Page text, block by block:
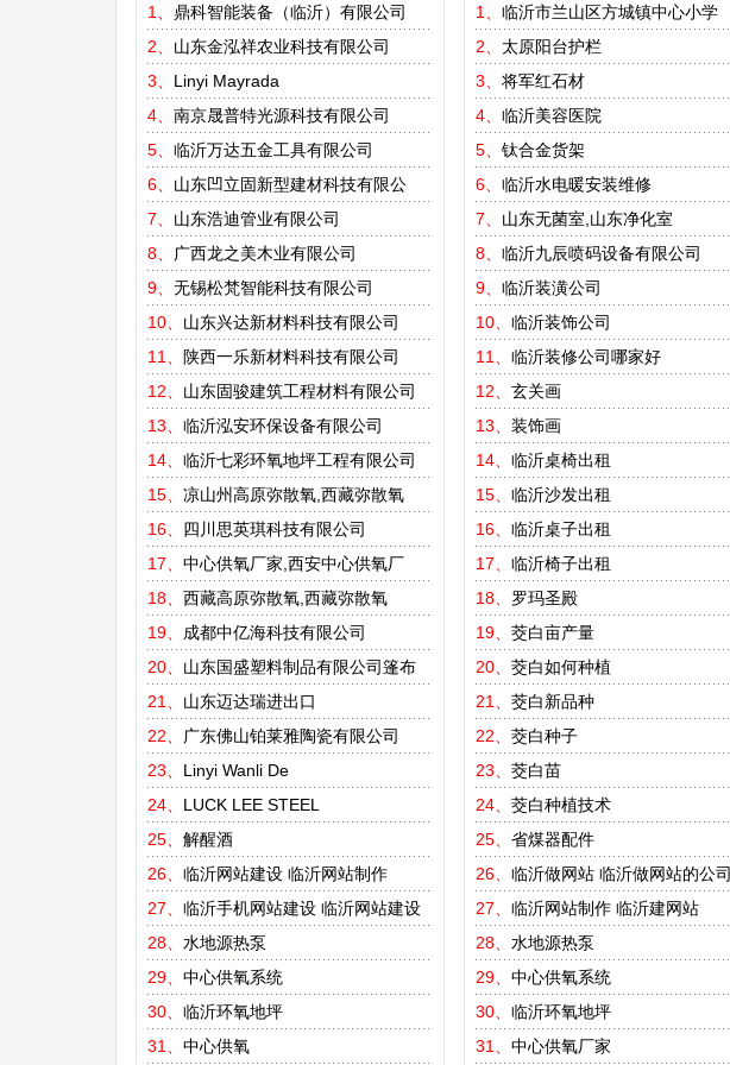
1、 鼎科智能装备（临沂）有限公司
2、 山东金泓祥农业科技有限公司
3、 Linyi Mayrada
4、 南京晟普特光源科技有限公司
5、 临沂万达五金工具有限公司
6、 山东凹立固新型建材科技有限公
7、 山东浩迪管业有限公司
8、
广西龙之美木业有限公司
9、 无锡松梵智能科技有限公司
10、 山东兴达新材料科技有限公司
11、
陕西一乐新材料科技有限公司
12、 山东固骏建筑工程材料有限公司
13、 临沂泓安环保设备有限公司
14、 临沂七彩环氧地坪工程有限公司
15、 凉山州高原弥散氧,西藏弥散氧
16、 四川思英琪科技有限公司
17、 中心供氧厂家,西安中心供氧厂
18、 西藏高原弥散氧,西藏弥散氧
19、 成都中亿海科技有限公司
20、 山东国盛塑料制品有限公司篷布
21、 山东迈达瑞进出口
22、
广东佛山铂莱雅陶瓷有限公司
23、 Linyi Wanli De
24、 LUCK LEE STEEL
25、 解醒酒
26、 临沂网站建设 临沂网站制作
27、 临沂手机网站建设 临沂网站建设
28、 水地源热泵
29、 中心供氧系统
30、 临沂环氧地坪
31、 中心供氧
1、 临沂市兰山区方城镇中心小学
2、 太原阳台护栏
3、 将军红石材
4、 临沂美容医院
5、 钛合金货架
6、 临沂水电暖安装维修
7、 山东无菌室,山东净化室
8、 临沂九辰喷码设备有限公司
9、 临沂装潢公司
10、 临沂装饰公司
11、 临沂装修公司哪家好
12、 玄关画
13、 装饰画
14、 临沂桌椅出租
15、 临沂沙发出租
16、 临沂桌子出租
17、 临沂椅子出租
18、 罗玛圣殿
19、 茭白亩产量
20、 茭白如何种植
21、 茭白新品种
22、 茭白种子
23、 茭白苗
24、 茭白种植技术
25、 省煤器配件
26、 临沂做网站 临沂做网站的公司
27、 临沂网站制作 临沂建网站
28、 水地源热泵
29、 中心供氧系统
30、 临沂环氧地坪
31、 中心供氧厂家